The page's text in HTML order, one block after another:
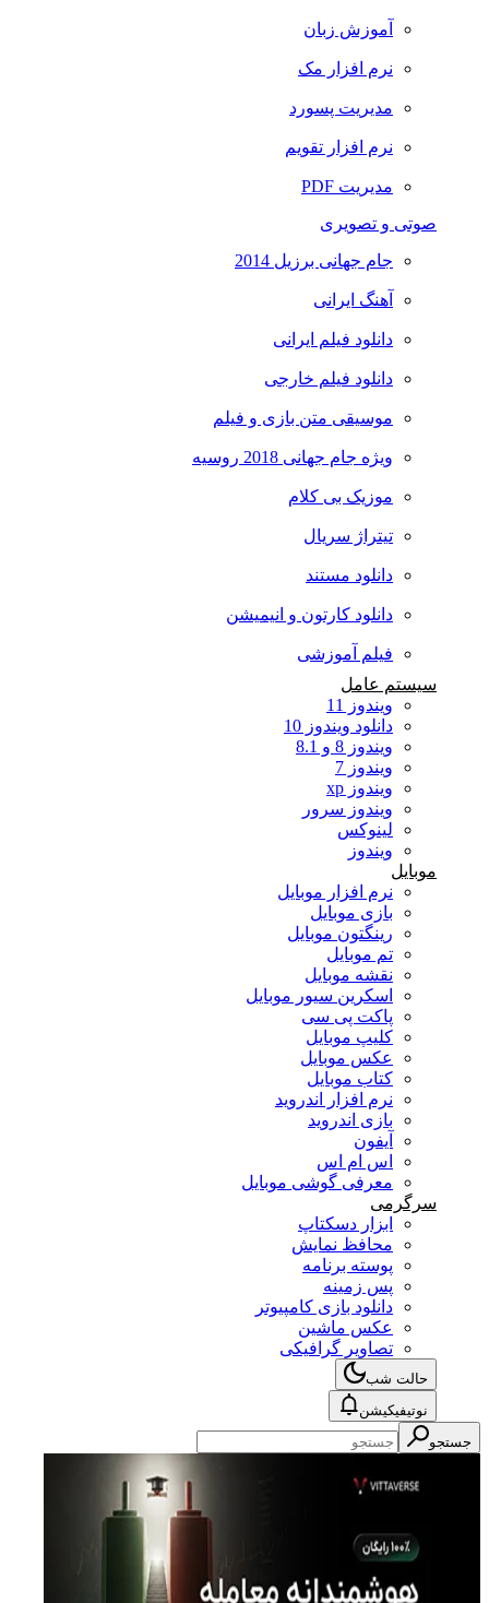
آموزش زبان
نرم افزار مک
مدیریت پسورد
نرم افزار تقویم
مدیریت PDF
صوتی و تصویری
جام جهانی برزیل 2014
آهنگ ایرانی
دانلود فیلم ایرانی
دانلود فیلم خارجی
موسیقی متن بازی و فیلم
ویژه جام جهانی 2018 روسیه
موزیک بی کلام
تیتراژ سریال
دانلود مستند
دانلود کارتون و انیمیشن
فیلم آموزشی
سیستم عامل
ویندوز 11
دانلود ویندوز 10
ویندوز 8 و 8.1
ویندوز 7
ویندوز xp
ویندوز سرور
لینوکس
ویندوز
موبایل
نرم افزار موبایل
بازی موبایل
رینگتون موبایل
تم موبایل
نقشه موبایل
اسکرین سیور موبایل
پاکت پی سی
کلیپ موبایل
عکس موبایل
کتاب موبایل
نرم افزار اندروید
بازی اندروید
آیفون
اس ام اس
معرفی گوشی موبایل
سرگرمی
ابزار دسکتاپ
محافظ نمایش
پوسته برنامه
پس زمینه
دانلود بازی کامپیوتر
عکس ماشین
تصاویر گرافیکی
حالت شب
نوتیفیکیشن
جستجو